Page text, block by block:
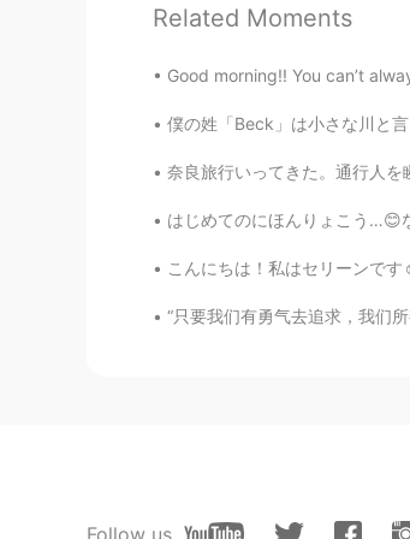
目もきれいです！
Hibiki
JP EN
Great Job
Related Moments
Good morning!! You can’t
僕の姓「Beck」は小さな川と言う意味です。「Brook
奈良旅行いってきた。通行人を瞬時に描こうとすると焦り
はじめてのにほんりょこう…😊なつかしい！😅🇯🇵 パフォ
こんにちは！私はセリーンです☺️ 実は日本人とスリラン
“只要我们有勇气去追求，我们所有的
Follow us